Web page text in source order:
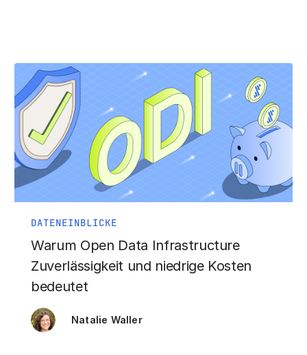
DATENEINBLICKE
Warum Open Data Infrastructure
Zuverlässigkeit und niedrige Kosten
bedeutet
Natalie Waller